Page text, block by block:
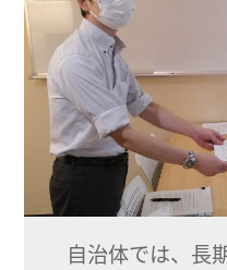
自治体では、長